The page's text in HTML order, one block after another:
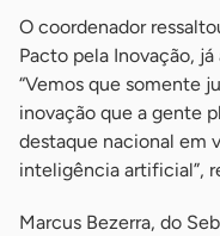
O coordenador
Pacto pela Inovação,
“Vemos que somente
inovação que a gente
destaque nacional em
inteligência artificial”,
Marcus Bezerra, do